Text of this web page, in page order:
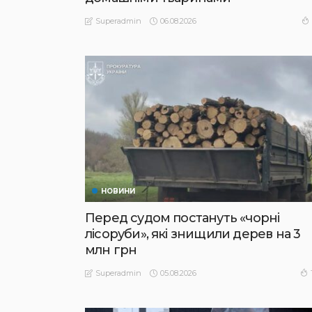
Superadmin 06.08.2026
НОВИНИ
Перед судом постануть «чорні
лісоруби», які знищили дерев на 3
млн грн
Superadmin 05.08.2026